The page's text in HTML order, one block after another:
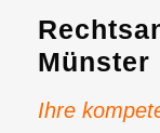
Münster
Ihre